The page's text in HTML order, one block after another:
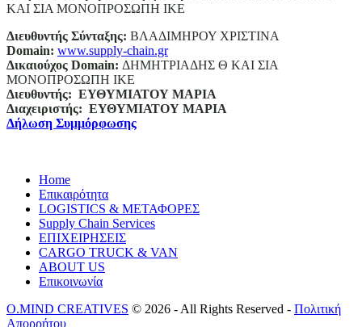
ΚΑΙ ΣΙΑ ΜΟΝΟΠΡΟΣΩΠΗ ΙΚΕ
Διευθυντής Σύνταξης: ΒΛΑΔΙΜΗΡΟΥ ΧΡΙΣΤΙΝΑ
Domain: www.supply-chain.gr
Δικαιούχος Domain: ΔΗΜΗΤΡΙΑΔΗΣ Θ ΚΑΙ ΣΙΑ
ΜΟΝΟΠΡΟΣΩΠΗ ΙΚΕ
Διευθυντής: ΕΥΘΥΜΙΑΤΟΥ ΜΑΡΙΑ
Διαχειριστής: ΕΥΘΥΜΙΑΤΟΥ ΜΑΡΙΑ
Δήλωση Συμμόρφωσης
Home
Επικαιρότητα
LOGISTICS & ΜΕΤΑΦΟΡΕΣ
Supply Chain Services
ΕΠΙΧΕΙΡΗΣΕΙΣ
CARGO TRUCK & VAN
ABOUT US
Επικοινωνία
O.MIND CREATIVES © 2026 - All Rights Reserved - Πολιτική
Απορρήτου